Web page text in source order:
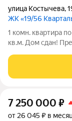
улица Костычева,
ЖК «19/56
1 комн. квартира
кв.м. Дом сдан!
сдана с
Лифты идут на
7 250 000 ₽
от 26 045 ₽ в месяц